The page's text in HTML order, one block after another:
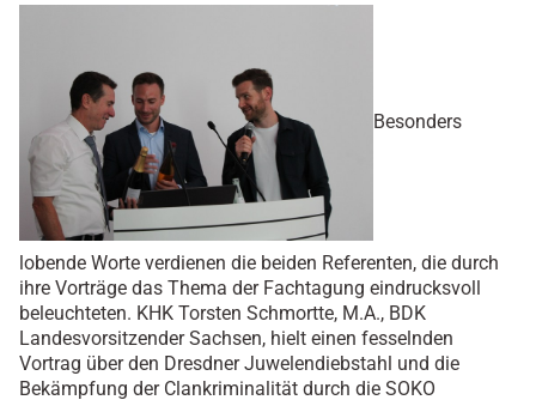
Besonders
lobende Worte verdienen die beiden Referenten, die durch
ihre Vorträge das Thema der Fachtagung eindrucksvoll
beleuchteten. KHK Torsten Schmortte, M.A., BDK
Landesvorsitzender Sachsen, hielt einen fesselnden
Vortrag über den Dresdner Juwelendiebstahl und die
Bekämpfung der Clankriminalität durch die SOKO